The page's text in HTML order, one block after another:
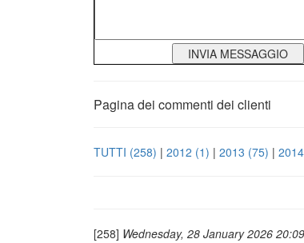
Pagina dei commenti dei clienti
TUTTI (258) | 2012 (1) | 2013 (75) | 2014
[258] Wednesday, 28 January 2026